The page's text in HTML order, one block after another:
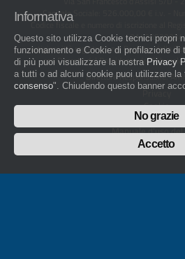
artigiani.it è registrato nel Registro della
Direttore Responsabile:
Privacy
Cookie
Policy sulla Parità di
Informativa
Questo sito utilizza Cookie tecnici propri
funzionamento e Cookie di profilazione di
di più puoi visualizzare la nostra Privacy
a tutti o ad alcuni cookie puoi utilizzare la
consenso". Chiudendo questo banner
No grazie
Accetto